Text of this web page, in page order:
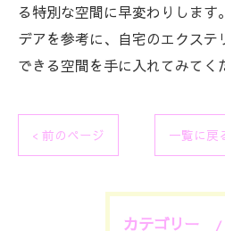
る特別な空間に早変わりします
デアを参考に、自宅のエクステ
できる空間を手に入れてみてく
< 前のページ 一覧に戻
カテゴリー